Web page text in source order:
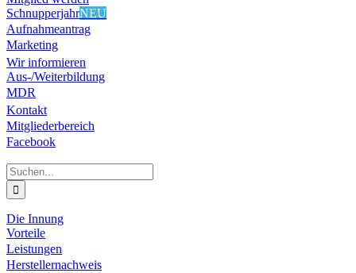
SchnupperjahrNEU
Aufnahmeantrag
Marketing
Wir informieren
Aus-/Weiterbildung
MDR
Kontakt
Mitgliederbereich
Facebook
Suche
nach:
Die Innung
Vorteile
Leistungen
Herstellernachweis